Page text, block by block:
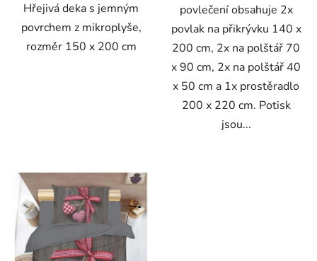
Hřejivá deka s jemným
povrchem z mikroplyše,
rozměr 150 x 200 cm
povlečení obsahuje 2x
povlak na přikrývku 140 x
200 cm, 2x na polštář 70
x 90 cm, 2x na polštář 40
x 50 cm a 1x prostěradlo
200 x 220 cm. Potisk
jsou...